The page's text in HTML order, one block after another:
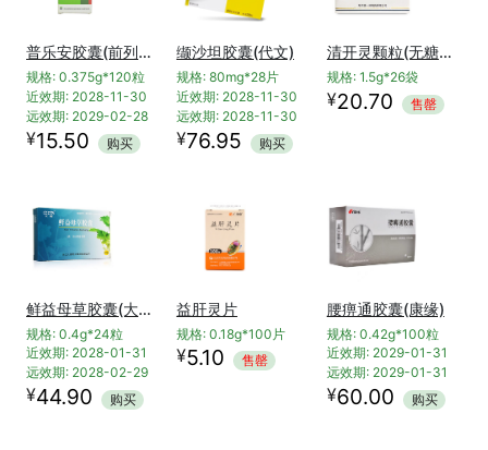
普乐安胶囊(前列康)
规格: 0.375g*120粒
近效期: 2028-11-30
远效期: 2029-02-28
¥15.50 购买
缬沙坦胶囊(代文)
规格: 80mg*28片
近效期: 2028-11-30
远效期: 2028-11-30
¥76.95 购买
清开灵颗粒(无糖型)(OTC)
规格: 1.5g*26袋
¥20.70 售罄
鲜益母草胶囊(大德)
规格: 0.4g*24粒
近效期: 2028-01-31
远效期: 2028-02-29
¥44.90 购买
益肝灵片
规格: 0.18g*100片
¥5.10 售罄
腰痹通胶囊(康缘)
规格: 0.42g*100粒
近效期: 2029-01-31
远效期: 2029-01-31
¥60.00 购买